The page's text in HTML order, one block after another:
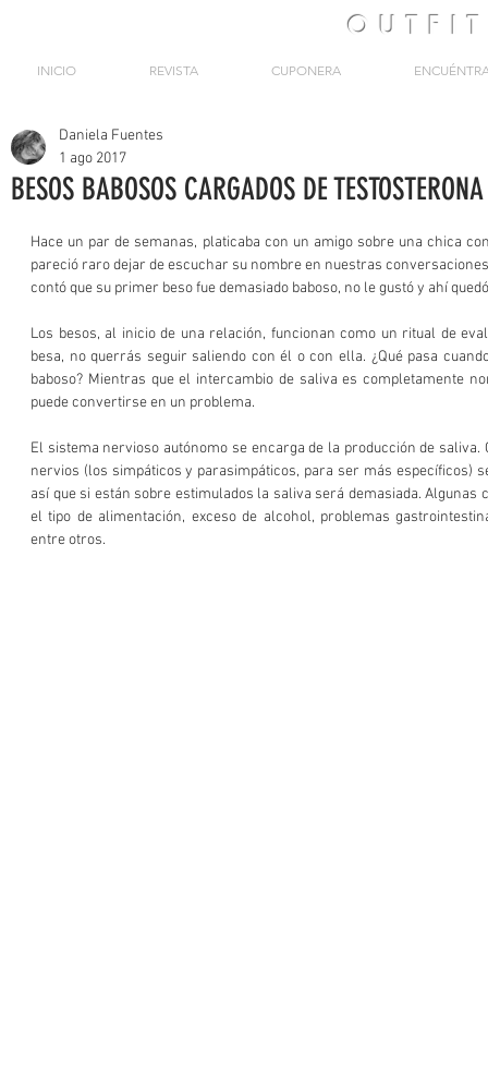
OUTFIT
INICIO REVISTA CUPONERA
BESOS BABOSOS CARGADOS DE TESTOSTERONA
Daniela Fuentes
1 ago 2017
Hace un par de semanas, platicaba con un amigo sobre una chica
pareció raro dejar de escuchar su nombre en nuestras
contó que su primer beso fue demasiado baboso, no le gustó y ahí
Los besos, al inicio de una relación, funcionan como un ritual de
besa, no querrás seguir saliendo con él o con ella. ¿Qué pasa
baboso? Mientras que el intercambio de saliva es completamente
puede convertirse en un problema.
El sistema nervioso autónomo se encarga de la producción de saliva.
nervios (los simpáticos y parasimpáticos, para ser más específicos)
así que si están sobre estimulados la saliva será demasiada. Algunas
el tipo de alimentación, exceso de alcohol, problemas
entre otros.